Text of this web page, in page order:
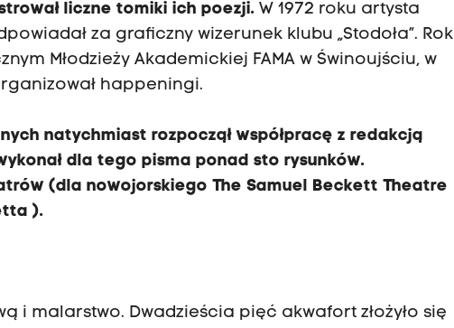
liczne tomiki ich poezji. W 1972 roku artysta
za graficzny wizerunek klubu „Stodoła”. Rok
Młodzieży Akademickiej FAMA w Świnoujściu, w
happeningi.
natychmiast rozpoczął współpracę z redakcją
dla tego pisma ponad sto rysunków.
(dla nowojorskiego The Samuel Beckett Theatre
).
i malarstwo. Dwadzieścia pięć akwafort złożyło się